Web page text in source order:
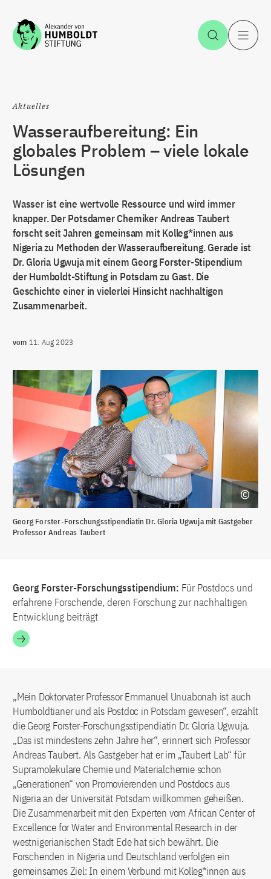
Zum Inhalt springen Suche
Aktuelles
Wasseraufbereitung: Ein
globales Problem – viele lokale
Lösungen
Wasser ist eine wertvolle Ressource und wird immer
knapper. Der Potsdamer Chemiker Andreas Taubert
forscht seit Jahren gemeinsam mit Kolleg*innen aus
Nigeria zu Methoden der Wasseraufbereitung. Gerade ist
Dr. Gloria Ugwuja mit einem Georg Forster-Stipendium
der Humboldt-Stiftung in Potsdam zu Gast. Die
Geschichte einer in vielerlei Hinsicht nachhaltigen
Zusammenarbeit.
vom 11. Aug 2023
Georg Forster-Forschungsstipendiatin Dr. Gloria Ugwuja mit Gastgeber
Professor Andreas Taubert
Georg Forster-Forschungsstipendium: Für Postdocs und
erfahrene Forschende, deren Forschung zur nachhaltigen
Entwicklung beiträgt
„Mein Doktorvater Professor Emmanuel Unuabonah ist auch
Humboldtianer und als Postdoc in Potsdam gewesen“, erzählt
die Georg Forster-Forschungsstipendiatin Dr. Gloria Ugwuja.
„Das ist mindestens zehn Jahre her“, erinnert sich Professor
Andreas Taubert. Als Gastgeber hat er im „Taubert Lab“ für
Supramolekulare Chemie und Materialchemie schon
„Generationen“ von Promovierenden und Postdocs aus
Nigeria an der Universität Potsdam willkommen geheißen.
Die Zusammenarbeit mit den Experten vom African Center of
Excellence for Water and Environmental Research in der
westnigerianischen Stadt Ede hat sich bewährt. Die
Forschenden in Nigeria und Deutschland verfolgen ein
gemeinsames Ziel: In einem Verbund mit Kolleg*innen aus